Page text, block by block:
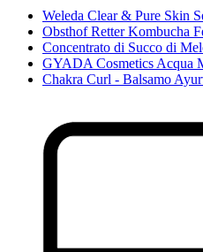
Weleda Clear & Pure Skin
Obsthof Retter Kombucha
Concentrato di Succo di
GYADA Cosmetics Acqua
Chakra Curl - Balsamo